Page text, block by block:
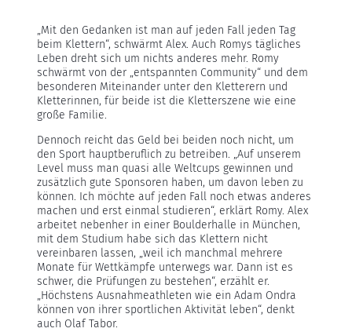
„Mit den Gedanken ist man auf jeden Fall jeden Tag
beim Klettern“, schwärmt Alex. Auch Romys tägliches
Leben dreht sich um nichts anderes mehr. Romy
schwärmt von der „entspannten Community“ und dem
besonderen Miteinander unter den Kletterern und
Kletterinnen, für beide ist die Kletterszene wie eine
große Familie.
Dennoch reicht das Geld bei beiden noch nicht, um
den Sport hauptberuflich zu betreiben. „Auf unserem
Level muss man quasi alle Weltcups gewinnen und
zusätzlich gute Sponsoren haben, um davon leben zu
können. Ich möchte auf jeden Fall noch etwas anderes
machen und erst einmal studieren“, erklärt Romy. Alex
arbeitet nebenher in einer Boulderhalle in München,
mit dem Studium habe sich das Klettern nicht
vereinbaren lassen, „weil ich manchmal mehrere
Monate für Wettkämpfe unterwegs war. Dann ist es
schwer, die Prüfungen zu bestehen“, erzählt er.
„Höchstens Ausnahmeathleten wie ein Adam Ondra
können von ihrer sportlichen Aktivität leben“, denkt
auch Olaf Tabor.